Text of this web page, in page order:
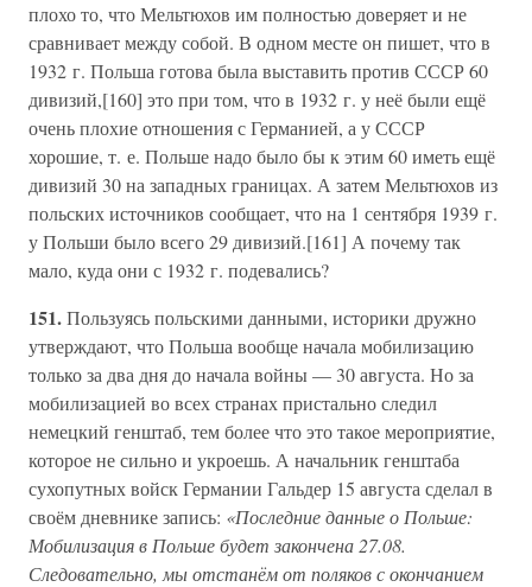
плохо то, что Мельтюхов им полностью доверяет и не
сравнивает между собой. В одном месте он пишет, что в
1932 г. Польша готова была выставить против СССР 60
дивизий,[160] это при том, что в 1932 г. у неё были ещё
очень плохие отношения с Германией, а у СССР
хорошие, т. е. Польше надо было бы к этим 60 иметь ещё
дивизий 30 на западных границах. А затем Мельтюхов из
польских источников сообщает, что на 1 сентября 1939 г.
у Польши было всего 29 дивизий.[161] А почему так
мало, куда они с 1932 г. подевались?
151.Пользуясь польскими данными, историки дружно
утверждают, что Польша вообще начала мобилизацию
только за два дня до начала войны — 30 августа. Но за
мобилизацией во всех странах пристально следил
немецкий генштаб, тем более что это такое мероприятие,
которое не сильно и укроешь. А начальник генштаба
сухопутных войск Германии Гальдер 15 августа сделал в
своём дневнике запись: «Последние данные о Польше:
Мобилизация в Польше будет закончена 27.08.
Следовательно, мы отстанём от поляков с окончанием